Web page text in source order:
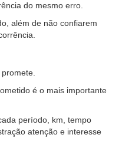
do mesmo erro.
além de não confiarem
é o mais importante
período, km, tempo
atenção e interesse